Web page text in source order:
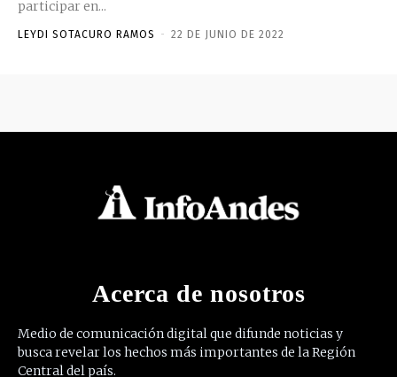
participar en...
LEYDI SOTACURO RAMOS - 22 DE JUNIO DE 2022
Acerca de nosotros
Medio de comunicación digital que difunde noticias y
busca revelar los hechos más importantes de la Región
Central del país.